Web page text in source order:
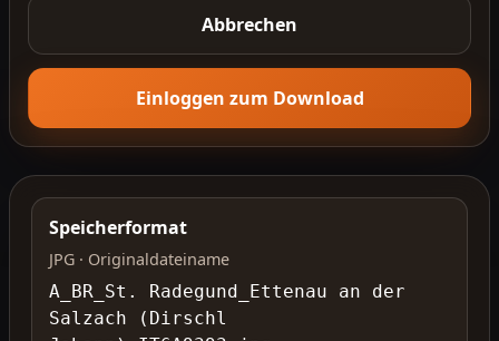
Abbrechen
Einloggen zum Download
Speicherformat
JPG · Originaldateiname
A_BR_St. Radegund_Ettenau an der
Salzach (Dirschl